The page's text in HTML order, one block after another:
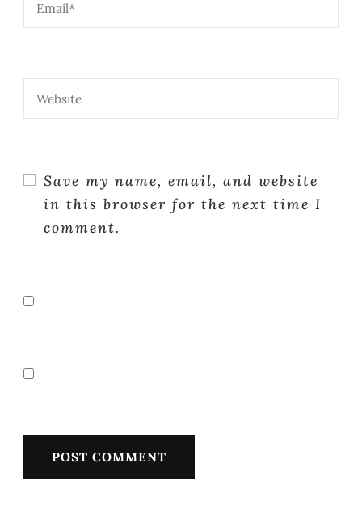
Save my name, email, and website
in this browser for the next time I
comment.